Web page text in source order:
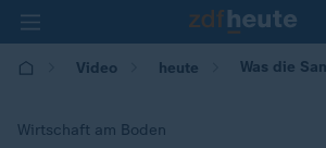
Video heute Was die
Wirtschaft am Boden